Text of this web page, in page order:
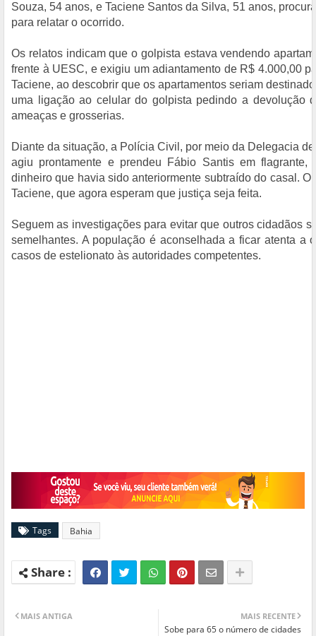
Souza, 54 anos, e Taciene Santos da Silva, 51 anos,
para relatar o ocorrido.
Os relatos indicam que o golpista estava vendendo
frente à UESC, e exigiu um adiantamento de R$ 4.000,00
Taciene, ao descobrir que os apartamentos seriam
uma ligação ao celular do golpista pedindo a devolução
ameaças e grosserias.
Diante da situação, a Polícia Civil, por meio da Delegacia
agiu prontamente e prendeu Fábio Santis em flagrante,
dinheiro que havia sido anteriormente subtraído do casal.
Taciene, que agora esperam que justiça seja feita.
Seguem as investigações para evitar que outros cidadãos
semelhantes. A população é aconselhada a ficar atenta a
casos de estelionato às autoridades competentes.
Tags Bahia
MAIS RECENTE
Sobe para 65 o número de cidades
MAIS ANTIGA